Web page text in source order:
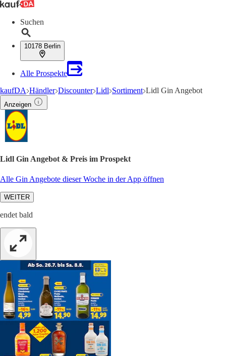
Suchen
10178 Berlin
Alle Prospekte
kaufDA Händler Discounter Lidl Sortiment Lidl Gin Angebot
Anzeigen
Lidl Gin Angebot & Preis im Prospekt
Alle Gin Angebote dieser Woche in der App öffnen
WEITER
endet bald